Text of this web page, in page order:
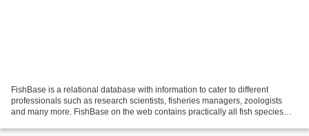
FishBase is a relational database with information to cater to different
professionals such as research scientists, fisheries managers, zoologists
and many more. FishBase on the web contains practically all fish species